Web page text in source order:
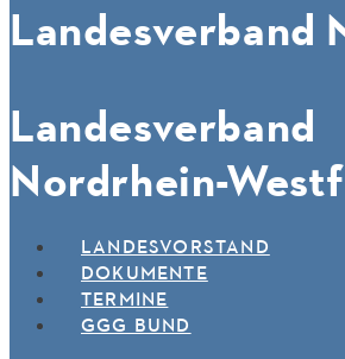
Landesverband
Landesverband
Nordrhein-
LANDESVORSTAND
DOKUMENTE
TERMINE
GGG BUND